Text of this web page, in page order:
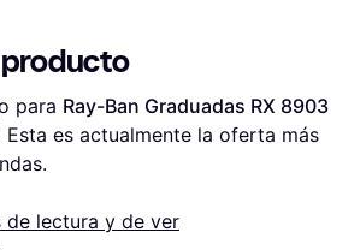
producto
para Ray-Ban Graduadas RX 8903
Esta es actualmente la oferta más
de lectura y de ver